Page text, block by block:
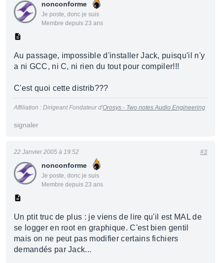
nonconforme
Je poste, donc je suis
Membre depuis 23 ans
Au passage, impossible d'installer Jack, puisqu'il n'y
a ni GCC, ni C, ni rien du tout pour compiler!!!
C'est quoi cette distrib???
Affiliation : Dirigeant Fondateur d'Orosys - Two notes Audio Engineering
signaler
nonconforme
Je poste, donc je suis
Membre depuis 23 ans
22 Janvier 2005 à 19:52 #3
Un ptit truc de plus : je viens de lire qu'il est MAL de
se logger en root en graphique. C'est bien gentil
mais on ne peut pas modifier certains fichiers
demandés par Jack...